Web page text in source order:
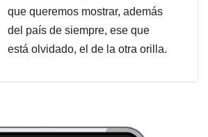
que queremos mostrar, además
del país de siempre, ese que
está olvidado, el de la otra orilla.